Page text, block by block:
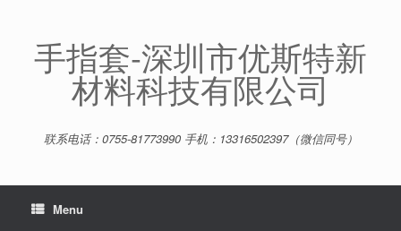
content手指套-深圳市优斯特新
材料科技有限公司
联系电话：0755-81773990 手机：13316502397（微信同号）
Menu